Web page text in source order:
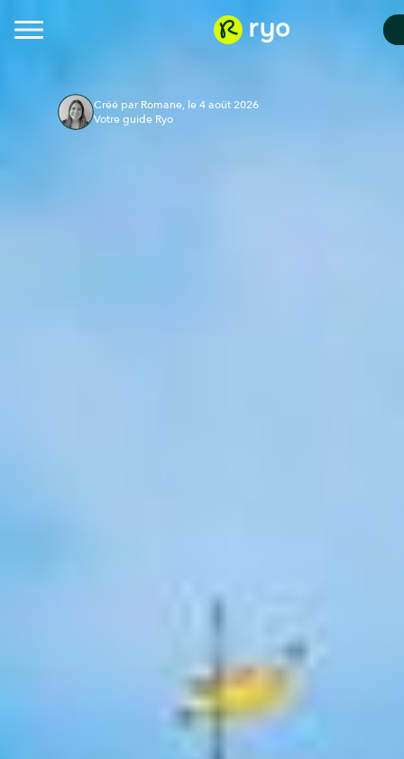
Créé par Romane, le 4 août 2026
Votre guide Ryo